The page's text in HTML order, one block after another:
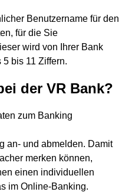
Benutzername für den
für die Sie
wird von Ihrer Bank
bis 11 Ziffern.
der VR Bank?
zum Banking
an- und abmelden. Damit
merken können,
einen individuellen
im Online-Banking.